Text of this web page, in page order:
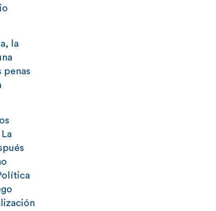
la
penas